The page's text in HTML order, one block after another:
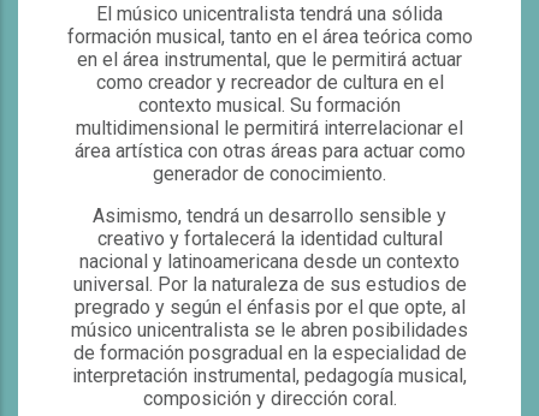
El músico unicentralista tendrá una sólida
formación musical, tanto en el área teórica como
en el área instrumental, que le permitirá actuar
como creador y recreador de cultura en el
contexto musical. Su formación
multidimensional le permitirá interrelacionar el
área artística con otras áreas para actuar como
generador de conocimiento.
Asimismo, tendrá un desarrollo sensible y
creativo y fortalecerá la identidad cultural
nacional y latinoamericana desde un contexto
universal. Por la naturaleza de sus estudios de
pregrado y según el énfasis por el que opte, al
músico unicentralista se le abren posibilidades
de formación posgradual en la especialidad de
interpretación instrumental, pedagogía musical,
composición y dirección coral.